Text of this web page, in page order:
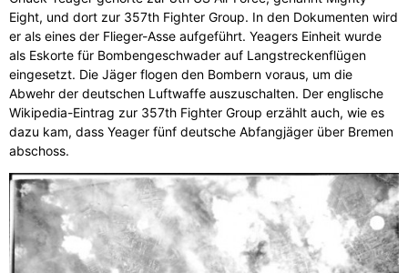
Eight, und dort zur 357th Fighter Group. In den Dokumenten wird
er als eines der Flieger-Asse aufgeführt. Yeagers Einheit wurde
als Eskorte für Bombengeschwader auf Langstreckenflügen
eingesetzt. Die Jäger flogen den Bombern voraus, um die
Abwehr der deutschen Luftwaffe auszuschalten. Der englische
Wikipedia-Eintrag zur 357th Fighter Group erzählt auch, wie es
dazu kam, dass Yeager fünf deutsche Abfangjäger über Bremen
abschoss.